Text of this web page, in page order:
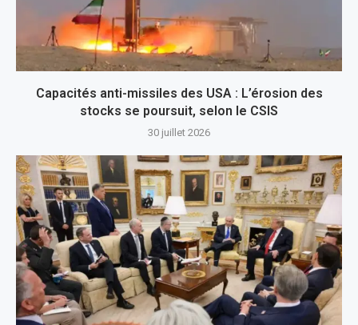
Capacités anti-missiles des USA : L’érosion des
stocks se poursuit, selon le CSIS
30 juillet 2026